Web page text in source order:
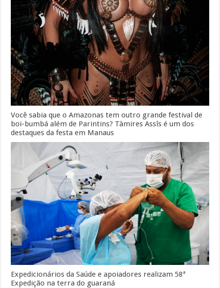
Você sabia que o Amazonas tem outro grande festival de
boi-bumbá além de Parintins? Tàmires Assîs é um dos
destaques da festa em Manaus
Expedicionários da Saúde e apoiadores realizam 58ª
Expedição na terra do guaraná